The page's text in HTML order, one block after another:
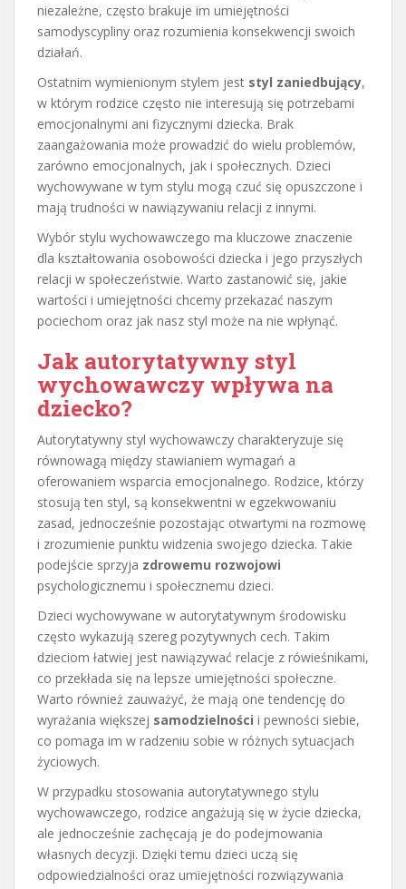
niezależne, często brakuje im umiejętności
samodyscypliny oraz rozumienia konsekwencji swoich
działań.
Ostatnim wymienionym stylem jest styl zaniedbujący,
w którym rodzice często nie interesują się potrzebami
emocjonalnymi ani fizycznymi dziecka. Brak
zaangażowania może prowadzić do wielu problemów,
zarówno emocjonalnych, jak i społecznych. Dzieci
wychowywane w tym stylu mogą czuć się opuszczone i
mają trudności w nawiązywaniu relacji z innymi.
Wybór stylu wychowawczego ma kluczowe znaczenie
dla kształtowania osobowości dziecka i jego przyszłych
relacji w społeczeństwie. Warto zastanowić się, jakie
wartości i umiejętności chcemy przekazać naszym
pociechom oraz jak nasz styl może na nie wpłynąć.
Jak autorytatywny styl
wychowawczy wpływa na
dziecko?
Autorytatywny styl wychowawczy charakteryzuje się
równowagą między stawianiem wymagań a
oferowaniem wsparcia emocjonalnego. Rodzice, którzy
stosują ten styl, są konsekwentni w egzekwowaniu
zasad, jednocześnie pozostając otwartymi na rozmowę
i zrozumienie punktu widzenia swojego dziecka. Takie
podejście sprzyja zdrowemu rozwojowi
psychologicznemu i społecznemu dzieci.
Dzieci wychowywane w autorytatywnym środowisku
często wykazują szereg pozytywnych cech. Takim
dzieciom łatwiej jest nawiązywać relacje z rówieśnikami,
co przekłada się na lepsze umiejętności społeczne.
Warto również zauważyć, że mają one tendencję do
wyrażania większej samodzielności i pewności siebie,
co pomaga im w radzeniu sobie w różnych sytuacjach
życiowych.
W przypadku stosowania autorytatywnego stylu
wychowawczego, rodzice angażują się w życie dziecka,
ale jednocześnie zachęcają je do podejmowania
własnych decyzji. Dzięki temu dzieci uczą się
odpowiedzialności oraz umiejętności rozwiązywania